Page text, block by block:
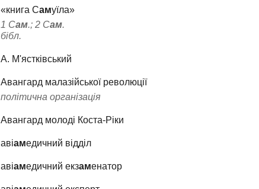
«книга Самуїла»
1 Сам.; 2 Сам.
бібл.
А. М'ястківський
Авангард малазійської революції
політична організація
Авангард молоді Коста-Ріки
авіамедичний відділ
авіамедичний екзаменатор